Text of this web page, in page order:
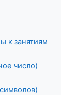
к занятиям
число)